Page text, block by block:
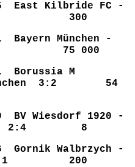
East Kilbride FC -
1:1 300
München -
75 000
M
München 3:2 54
Wiesdorf 1920 -
2008 2:4 8
Walbrzych -
1:1 200